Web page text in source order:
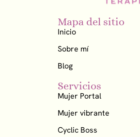
Mapa del sitio
Inicio
Sobre mí
Blog
Servicios
Mujer Portal
Mujer vibrante
Cyclic Boss